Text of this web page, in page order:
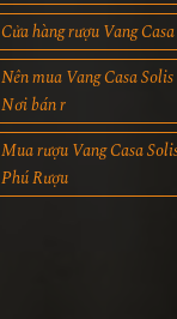
Cửa hàng rượu Vang
Nên mua Vang Casa
Nơi bán r
Mua rượu Vang Casa
Phú Rượu